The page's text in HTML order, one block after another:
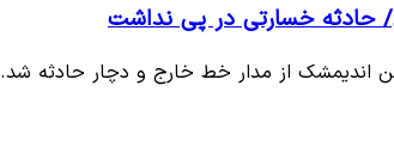
حادثه خسارتی در پی نداشت
اندیمشک از مدار خط خارج و دچار حادثه شد.